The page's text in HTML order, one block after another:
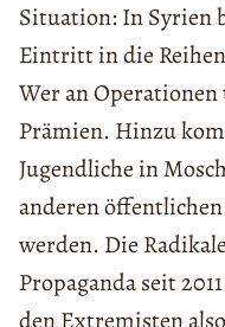
Situation: In Syrien
Eintritt in die
Wer an
Prämien. Hinzu
Jugendliche in
anderen
werden. Die
Propaganda seit